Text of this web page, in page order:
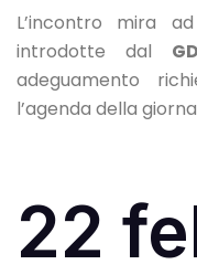
L’incontro mira
introdotte dal
adeguamento
l’agenda della
22